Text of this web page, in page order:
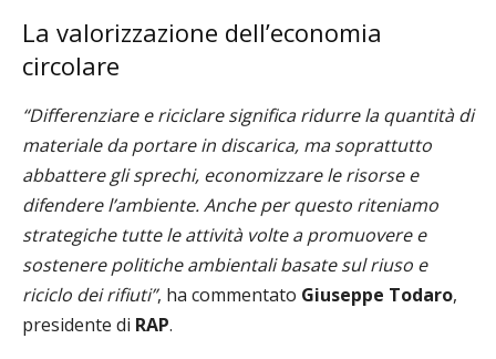
La valorizzazione dell’economia
circolare
“Differenziare e riciclare significa ridurre la quantità di
materiale da portare in discarica, ma soprattutto
abbattere gli sprechi, economizzare le risorse e
difendere l’ambiente. Anche per questo riteniamo
strategiche tutte le attività volte a promuovere e
sostenere politiche ambientali basate sul riuso e
riciclo dei rifiuti”, ha commentato Giuseppe Todaro,
presidente di RAP.